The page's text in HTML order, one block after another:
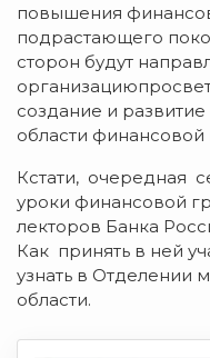
повышения
подрастающего
сторон будут
создание и
области финансовой
Кстати, очередная
уроки финансовой
лекторов Банка
Как принять в ней
узнать в Отделении
области.